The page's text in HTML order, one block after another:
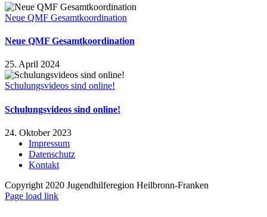
Neue QMF Gesamtkoordination
Neue QMF Gesamtkoordination
25. April 2024
Schulungsvideos sind online!
Schulungsvideos sind online!
24. Oktober 2023
Impressum
Datenschutz
Kontakt
Copyright 2020 Jugendhilferegion Heilbronn-Franken
Page load link